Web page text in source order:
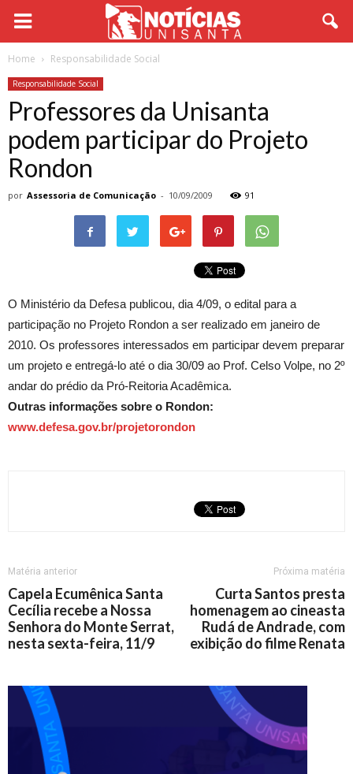
Home Responsabilidade Social
Responsabilidade Social
Professores da Unisanta
podem participar do Projeto
Rondon
por Assessoria de Comunicação - 10/09/2009 91
O Ministério da Defesa publicou, dia 4/09, o edital para a
participação no Projeto Rondon a ser realizado em janeiro de
2010. Os professores interessados em participar devem preparar
um projeto e entregá-lo até o dia 30/09 ao Prof. Celso Volpe, no 2º
andar do prédio da Pró-Reitoria Acadêmica.
Outras informações sobre o Rondon:
www.defesa.gov.br/projetorondon
Matéria anterior
Capela Ecumênica Santa
Cecília recebe a Nossa
Senhora do Monte Serrat,
nesta sexta-feira, 11/9
Próxima matéria
Curta Santos presta
homenagem ao cineasta
Rudá de Andrade, com
exibição do filme Renata